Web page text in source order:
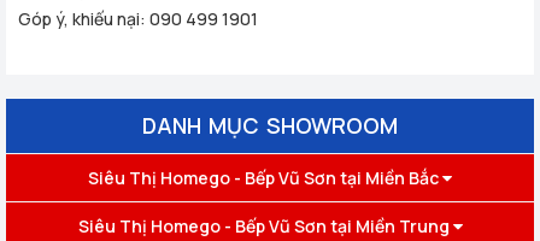
Góp ý, khiếu nại: 090 499 1901
DANH MỤC SHOWROOM
Siêu Thị Homego - Bếp Vũ Sơn tại Miền Bắc
Siêu Thị Homego - Bếp Vũ Sơn tại Miền Trung